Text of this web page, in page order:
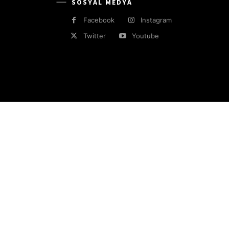
SOSYAL MEDYA
Facebook
Instagram
Twitter
Youtube